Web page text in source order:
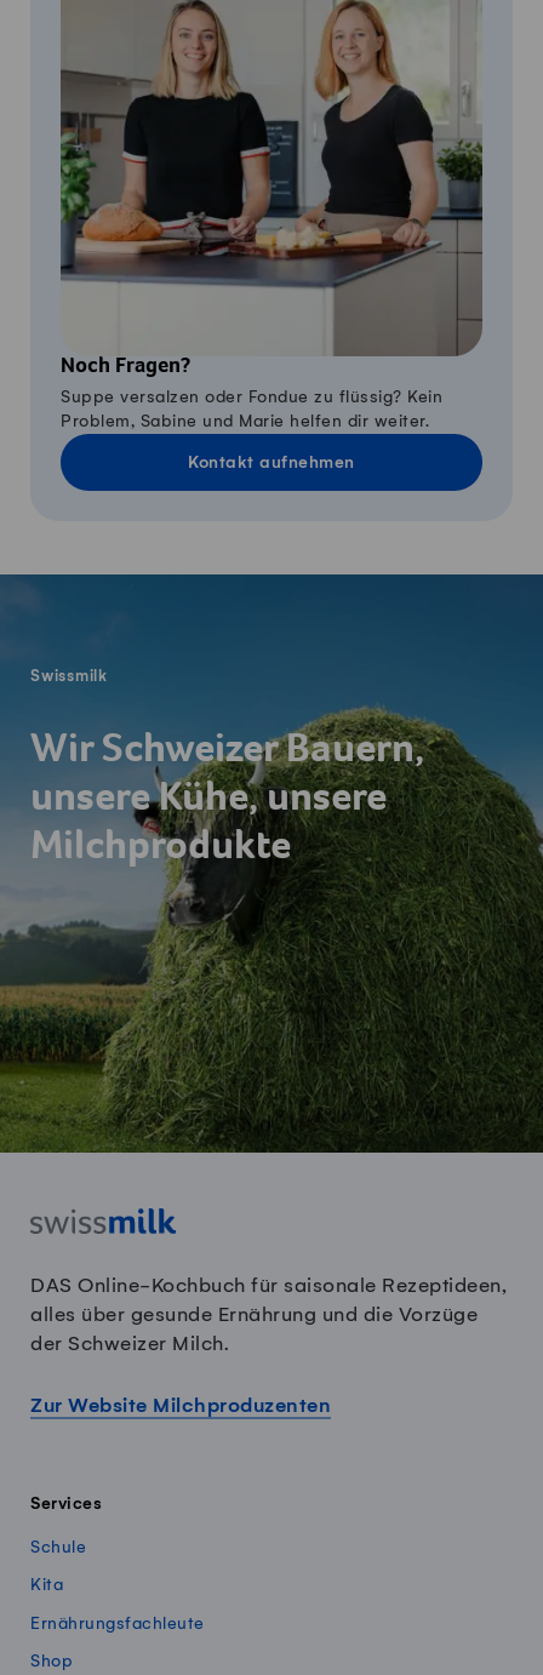
Noch Fragen?
Suppe versalzen oder Fondue zu flüssig? Kein
Problem, Sabine und Marie helfen dir weiter.
Kontakt aufnehmen
Swissmilk
Wir Schweizer Bauern,
unsere Kühe, unsere
Milchprodukte
DAS Online-Kochbuch für saisonale Rezeptideen,
alles über gesunde Ernährung und die Vorzüge
der Schweizer Milch.
Zur Website Milchproduzenten
Services
Schule
Kita
Ernährungsfachleute
Shop